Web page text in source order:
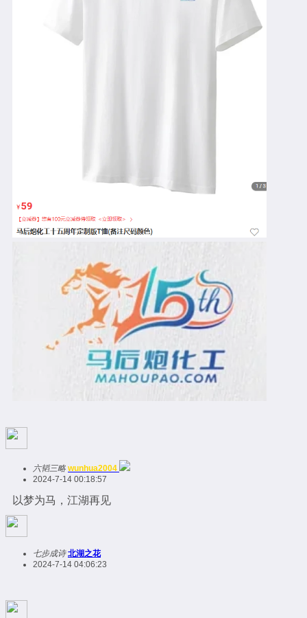
六韬三略 wunhua2004
2024-7-14 00:18:57
以梦为马，江湖再见
七步成诗 北湖之花
2024-7-14 04:06:23